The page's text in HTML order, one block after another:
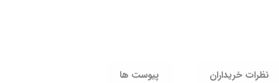
نظرات خریداران پیوست ها